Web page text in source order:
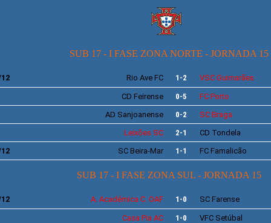
SUB 17 - I FASE ZONA NORTE - JORNADA 15
Rio AveFC 1-2 VSCGuimarães
CD Feirense 0-5 FCPorto
AD Sanjoanense 0-2 SCBraga
Leixões SC 2-1
CD Tondela
SC Beira-Mar 1-1 FCFamalicão
SUB 17 - I FASE ZONA SUL - JORNADA 15
A. Académica C. OAF 1-0 SC Farense
Casa Pia AC 1-0 VFCSetúbal